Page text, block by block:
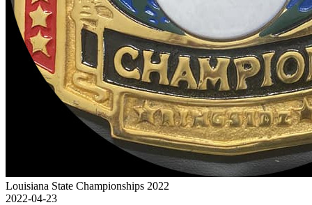
Louisiana State Championships 2022
2022-04-23